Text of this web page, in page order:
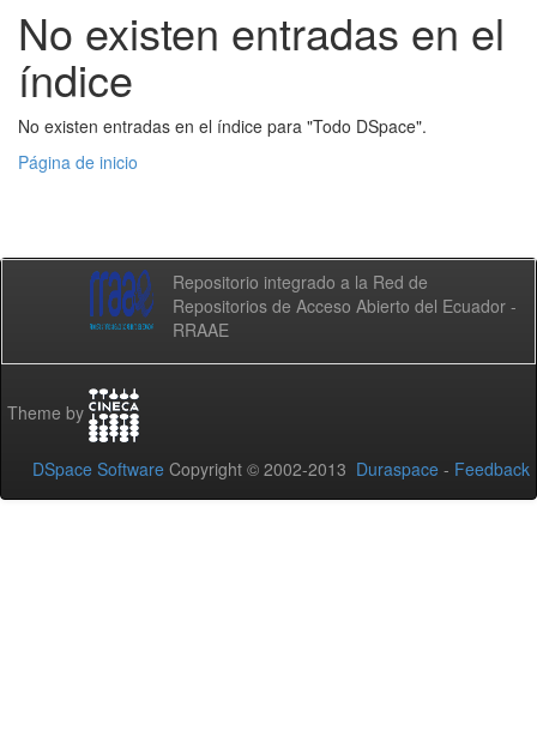
No existen entradas en el
índice
No existen entradas en el índice para "Todo DSpace".
Página de inicio
Repositorio integrado a la Red de
Repositorios de Acceso Abierto del Ecuador -
RRAAE
Theme by
DSpace Software Copyright © 2002-2013 Duraspace - Feedback